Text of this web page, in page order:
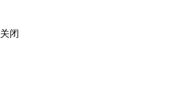
关闭